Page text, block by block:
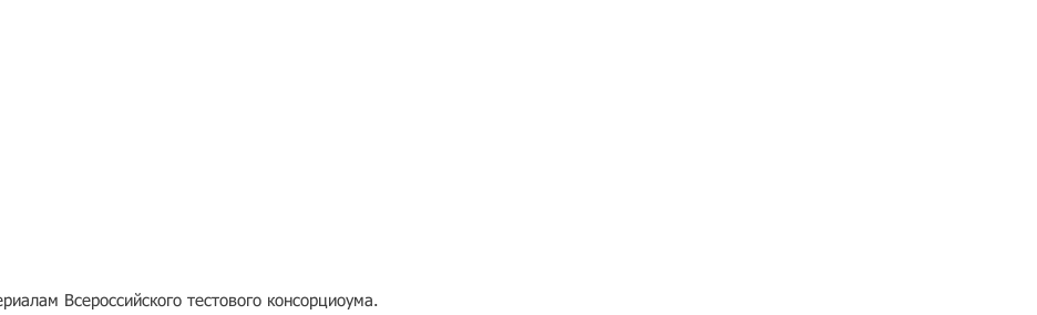
Всероссийского тестового консорциоума.